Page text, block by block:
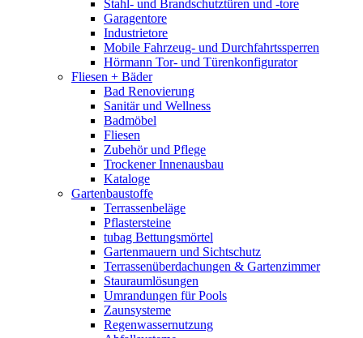
Stahl- und Brandschutztüren und -tore
Garagentore
Industrietore
Mobile Fahrzeug- und Durchfahrtssperren
Hörmann Tor- und Türenkonfigurator
Fliesen + Bäder
Bad Renovierung
Sanitär und Wellness
Badmöbel
Fliesen
Zubehör und Pflege
Trockener Innenausbau
Kataloge
Gartenbaustoffe
Terrassenbeläge
Pflastersteine
tubag Bettungsmörtel
Gartenmauern und Sichtschutz
Terrassenüberdachungen & Gartenzimmer
Stauraumlösungen
Umrandungen für Pools
Zaunsysteme
Regenwassernutzung